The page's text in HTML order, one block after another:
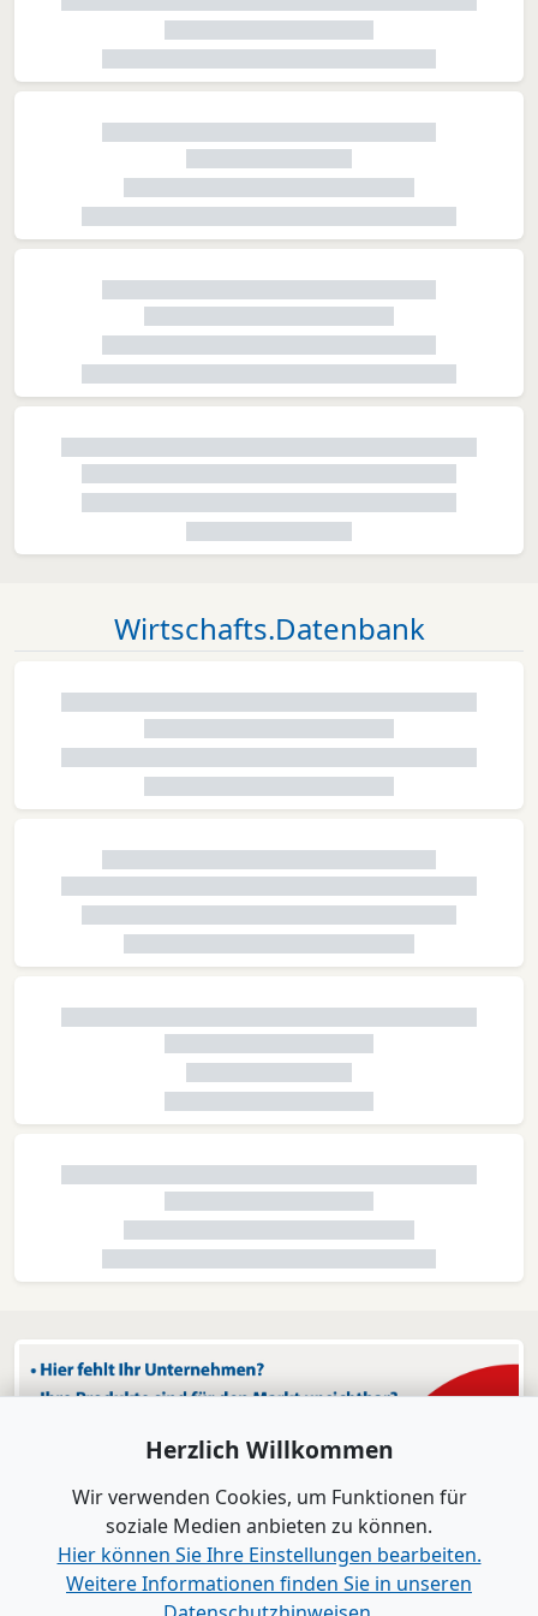
Wirtschafts.Datenbank
Herzlich Willkommen
Wir verwenden Cookies, um Funktionen für
soziale Medien anbieten zu können.
Hier können Sie Ihre Einstellungen bearbeiten.
Weitere Informationen finden Sie in unseren